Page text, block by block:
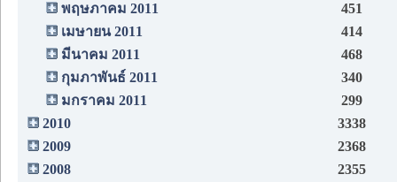
พฤษภาคม 2011
451
เมษายน 2011
414
มีนาคม 2011
468
กุมภาพันธ์ 2011
340
มกราคม 2011
299
2010
3338
2009
2368
2008
2355